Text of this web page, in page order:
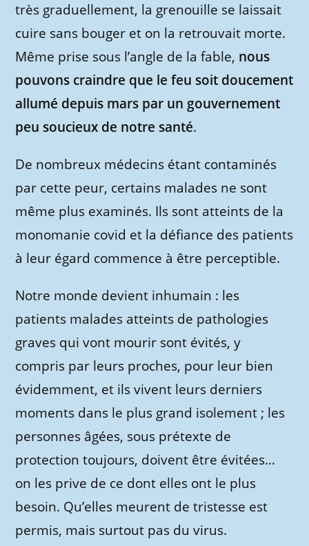
très graduellement, la grenouille se laissait
cuire sans bouger et on la retrouvait morte.
Même prise sous l’angle de la fable, nous
pouvons craindre que le feu soit doucement
allumé depuis mars par un gouvernement
peu soucieux de notre santé.
De nombreux médecins étant contaminés
par cette peur, certains malades ne sont
même plus examinés. Ils sont atteints de la
monomanie covid et la défiance des patients
à leur égard commence à être perceptible.
Notre monde devient inhumain : les
patients malades atteints de pathologies
graves qui vont mourir sont évités, y
compris par leurs proches, pour leur bien
évidemment, et ils vivent leurs derniers
moments dans le plus grand isolement ; les
personnes âgées, sous prétexte de
protection toujours, doivent être évitées…
on les prive de ce dont elles ont le plus
besoin. Qu’elles meurent de tristesse est
permis, mais surtout pas du virus.